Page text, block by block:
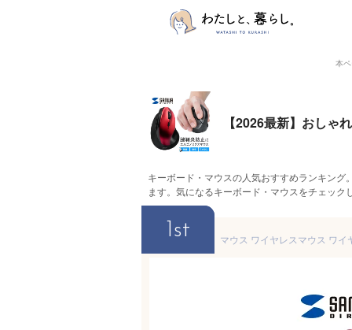
本
【2026最新】おしゃ
キーボード・マウスの人気おすすめランキン
ます。気になるキーボード・マウスをチェック
1st